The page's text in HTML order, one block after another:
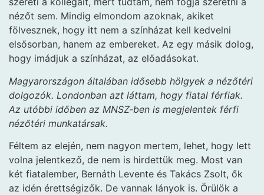
nézőt sem. Mindig elmondom azoknak, akiket
fölvesznek, hogy itt nem a színházat kell kedvelni
elsősorban, hanem az embereket. Az egy másik dolog,
hogy imádjuk a színházat, az előadásokat.
Magyarországon általában idősebb hölgyek a nézőtéri
dolgozók. Londonban azt láttam, hogy fiatal férfiak.
Az utóbbi időben az MNSZ-ben is megjelentek férfi
nézőtéri munkatársak.
Féltem az elején, nem nagyon mertem, lehet, hogy lett
volna jelentkező, de nem is hirdettük meg. Most van
két fiatalember, Bernáth Levente és Takács Zsolt, ők
az idén érettségizők. De vannak lányok is. Örülök a